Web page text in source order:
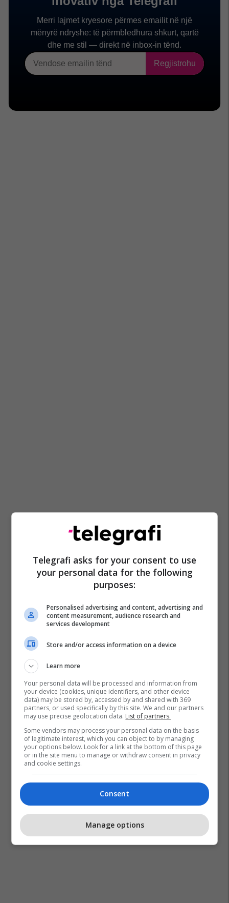
Telegrafi asks for your consent to use
your personal data for the following
purposes:
Personalised advertising and content, advertising and
content measurement, audience research and
services development
Store and/or access information on a device
Learn more
Your personal data will be processed and information from
your device (cookies, unique identifiers, and other device
data) may be stored by, accessed by and shared with 369
partners, or used specifically by this site. We and our partners
may use precise geolocation data. List of partners.
Some vendors may process your personal data on the basis
of legitimate interest, which you can object to by managing
your options below. Look for a link at the bottom of this page
or in the site menu to manage or withdraw consent in privacy
and cookie settings.
Consent
Manage options